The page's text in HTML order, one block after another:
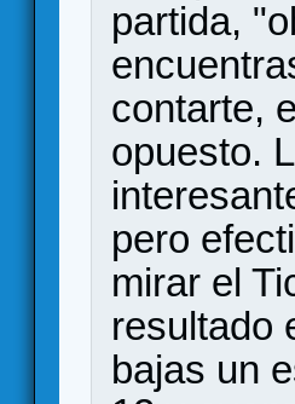
partida,
contarte,
opuesto.
pero
mirar el
resultado
bajas un